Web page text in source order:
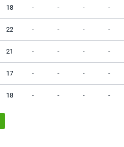
18 - - - -
22 - - - -
21 - - - -
17 - - - -
18 - - - -